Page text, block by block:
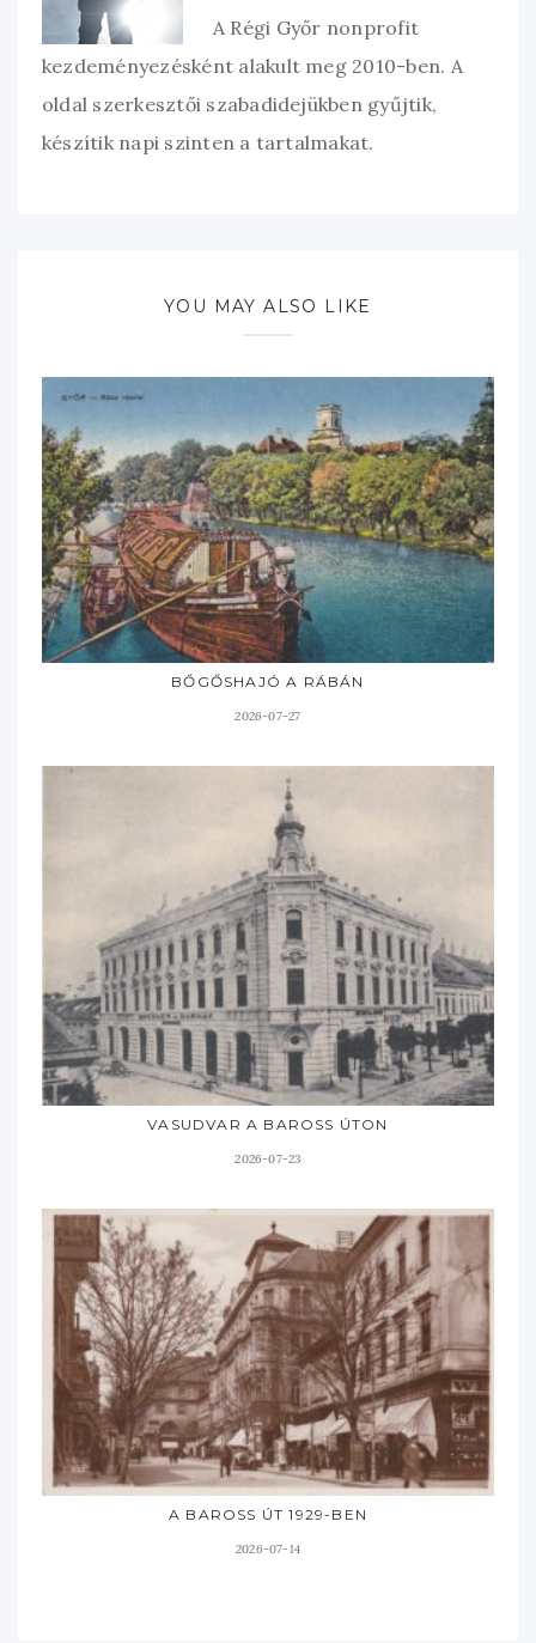
A Régi Győr nonprofit
kezdeményezésként alakult meg 2010-ben. A
oldal szerkesztői szabadidejükben gyűjtik,
készítik napi szinten a tartalmakat.
YOU MAY ALSO LIKE
BŐGŐSHAJÓ A RÁBÁN
2026-07-27
VASUDVAR A BAROSS ÚTON
2026-07-23
A BAROSS ÚT 1929-BEN
2026-07-14